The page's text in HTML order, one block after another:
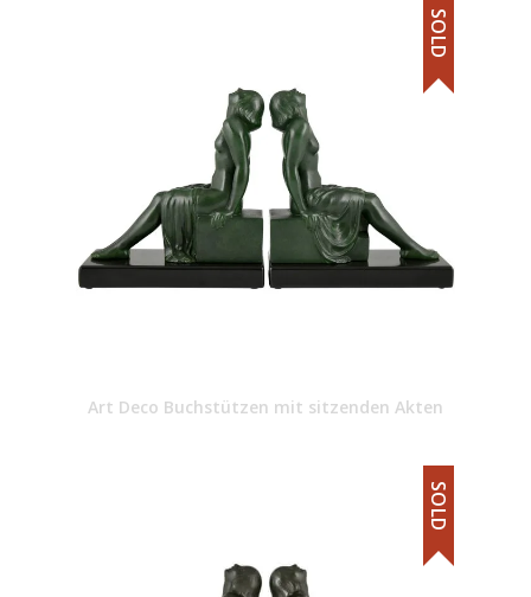
Art Deco Buchstützen mit sitzenden Akten
SOLD
SOLD